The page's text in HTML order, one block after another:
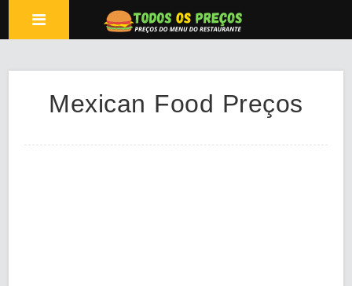
Mexican Food Preços